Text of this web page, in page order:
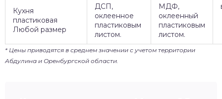
Кухня
пластиковая
Любой размер
ДСП,
оклеенное
пластиковым
листом.
МДФ,
оклеенный
пластиковым
листом.
* Цены приводятся в среднем значении с учетом территории
Абдулина и Оренбургской области.